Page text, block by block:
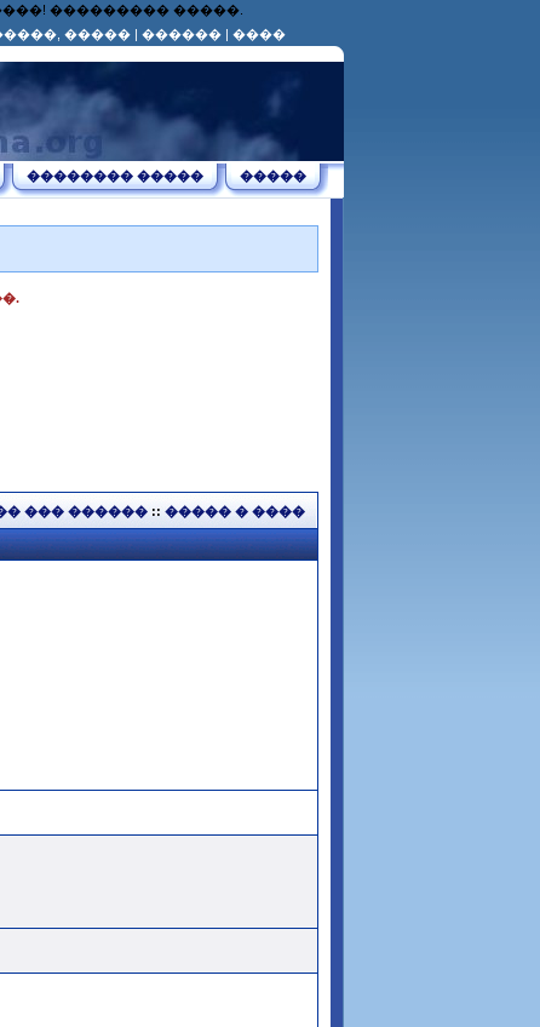
��������� �����.
����� | ������ | ����
�������� ����� �����
��� ������ :: ����� � ����